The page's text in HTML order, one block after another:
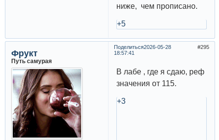
ниже, чем прописано.
+5
Поделиться 295
2026-05-28
18:57:41
Фрукт
Путь самурая
В лабе , где я сдаю, реф
значения от 115.
+3